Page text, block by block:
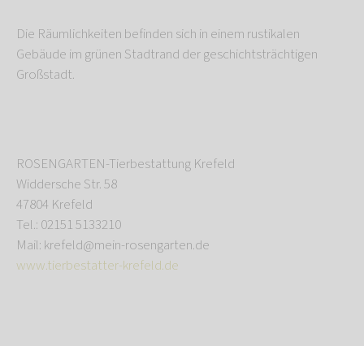
Die Räumlichkeiten befinden sich in einem rustikalen
Gebäude im grünen Stadtrand der geschichtsträchtigen
Großstadt.
ROSENGARTEN-Tierbestattung Krefeld
Widdersche Str. 58
47804 Krefeld
Tel.: 02151 5133210
Mail: krefeld@mein-rosengarten.de
www.tierbestatter-krefeld.de